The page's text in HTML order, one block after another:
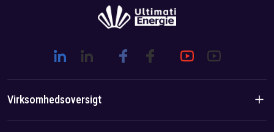
Virksomhedsoversigt
Virksomhedsintroduktion